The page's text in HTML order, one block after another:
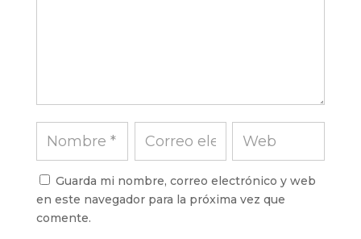
Guarda mi nombre, correo electrónico y web
en este navegador para la próxima vez que
comente.